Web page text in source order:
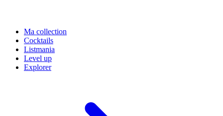
Ma collection
Cocktails
Listmania
Level up
Explorer